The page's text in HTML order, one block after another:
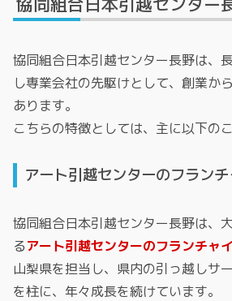
協同組合日本引越センター長野は、
し専業会社の先駆けとして、創業か
あります。
こちらの特徴としては、主に以下の
アート引越センターのフラン
協同組合日本引越センター長野は、
るアート引越センターのフランチャ
山梨県を担当し、県内の引っ越しサ
を柱に、年々成長を続けています。